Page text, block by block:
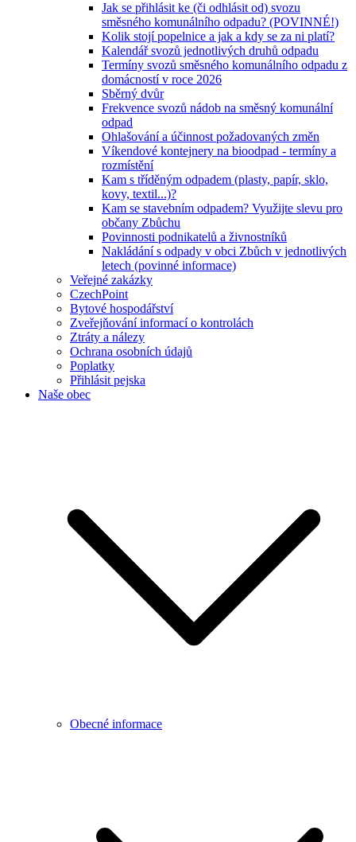
Jak se přihlásit ke (či odhlásit od) svozu
směsného komunálního odpadu? (POVINNÉ!)
Kolik stojí popelnice a jak a kdy se za ni platí?
Kalendář svozů jednotlivých druhů odpadu
Termíny svozů směsného komunálního odpadu z
domácností v roce 2026
Sběrný dvůr
Frekvence svozů nádob na směsný komunální
odpad
Ohlašování a účinnost požadovaných změn
Víkendové kontejnery na bioodpad - termíny a
rozmístění
Kam s tříděným odpadem (plasty, papír, sklo,
kovy, textil...)?
Kam se stavebním odpadem? Využijte slevu pro
občany Zbůchu
Povinnosti podnikatelů a živnostníků
Nakládání s odpady v obci Zbůch v jednotlivých
letech (povinné informace)
Veřejné zakázky
CzechPoint
Bytové hospodářství
Zveřejňování informací o kontrolách
Ztráty a nálezy
Ochrana osobních údajů
Poplatky
Přihlásit pejska
Naše obec
Obecné informace